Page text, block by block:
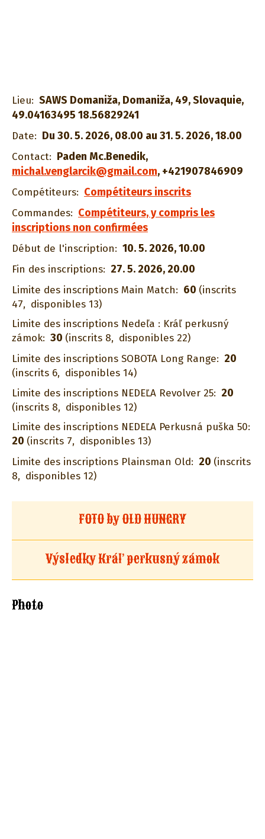
Lieu: SAWS Domaniža, Domaniža, 49, Slovaquie,
49.04163495 18.56829241
Date: Du 30. 5. 2026, 08.00 au 31. 5. 2026, 18.00
Contact: Paden Mc.Benedik,
michal.venglarcik@gmail.com, +421907846909
Compétiteurs: Compétiteurs inscrits
Commandes: Compétiteurs, y compris les
inscriptions non confirmées
Début de l'inscription: 10. 5. 2026, 10.00
Fin des inscriptions: 27. 5. 2026, 20.00
Limite des inscriptions Main Match: 60 (inscrits
47, disponibles 13)
Limite des inscriptions Nedeľa : Kráľ perkusný
zámok: 30 (inscrits 8, disponibles 22)
Limite des inscriptions SOBOTA Long Range: 20
(inscrits 6, disponibles 14)
Limite des inscriptions NEDEĽA Revolver 25: 20
(inscrits 8, disponibles 12)
Limite des inscriptions NEDEĽA Perkusná puška 50:
20 (inscrits 7, disponibles 13)
Limite des inscriptions Plainsman Old: 20 (inscrits
8, disponibles 12)
FOTO by OLD HUNGRY
Výsledky Kráľ perkusný zámok
Photo